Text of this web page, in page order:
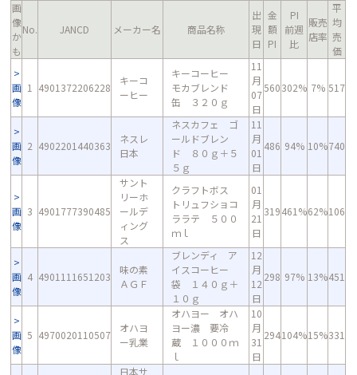
画
像
か
も
No. JANCD メーカー名 商品名称
出
現
日
金
額
PI
PI
前週
比
販売
店率
平
均
売
価
画
像
1 4901372206228
キーコ
ーヒー
キーコーヒー
モカブレンド
缶 ３２０ｇ
11
月
07
日
560302% 7% 517
画
像
2 4902201440363
ネスレ
日本
ネスカフェ ゴ
ールドブレン
ド ８０ｇ＋５
５ｇ
11
月
01
日
486 94% 10%740
画
像
3 4901777390485
サント
リーホ
ールデ
ィング
ス
クラフトボス
トリュフショコ
ララテ ５００
ｍｌ
01
月
21
日
319461%62%106
画
像
4 4901111651203
味の素
ＡＧＦ
ブレンディ ア
イスコーヒー
袋 １４０ｇ＋
１０ｇ
12
月
12
日
298 97% 13%451
画
像
5 4970020110507
オハヨ
ー乳業
オハヨー オハ
ヨー濃 要冷
蔵 １０００ｍ
ｌ
10
月
31
日
294104%15%331
日本サ